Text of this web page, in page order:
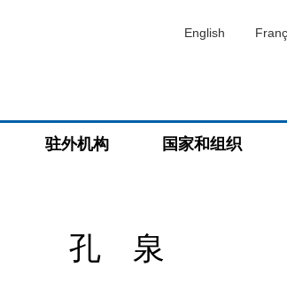
English
驻外机构 国家和组织
孔 泉